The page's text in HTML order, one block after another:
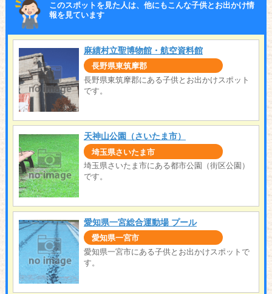
このスポットを見た人は、他にもこんな子供とお出かけ情
報を見ています
麻績村立聖博物館・航空資料館
長野県東筑摩郡
長野県東筑摩郡にある子供とお出かけスポット
です。
天神山公園（さいたま市）
埼玉県さいたま市
埼玉県さいたま市にある都市公園（街区公園）
です。
愛知県一宮総合運動場 プール
愛知県一宮市
愛知県一宮市にある子供とお出かけスポットで
す。